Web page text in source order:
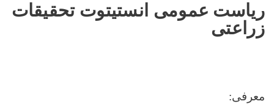
ریاست عمومی انستیتوت تحقیقات
زراعتی
معرفی: